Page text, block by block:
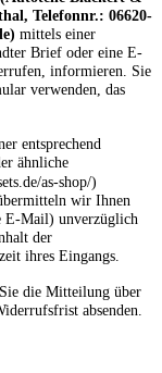
Telefonnr.: 06620-
mittels einer
Brief oder eine E-
informieren. Sie
verwenden, das
entsprechend
ähnliche
as-shop/)
wir Ihnen
E-Mail) unverzüglich
der
ihres Eingangs.
die Mitteilung über
absenden.